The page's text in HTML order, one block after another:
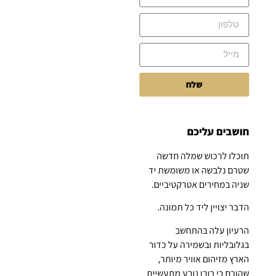
שלח
חושבים עליכם
תוכלו לרכוש שמלה חדשה
שטרם נלבשה או משומשת יד
שניה במחירים אטרקטיביים.
הדבר יצויין ליד כל תמונה.
הרעיון עלה בהתחשב
בגלובליות ובשמירה על כדור
הארץ מזיהום אוויר מיותר,
שהוכח כי רובו נובע מתעשיית